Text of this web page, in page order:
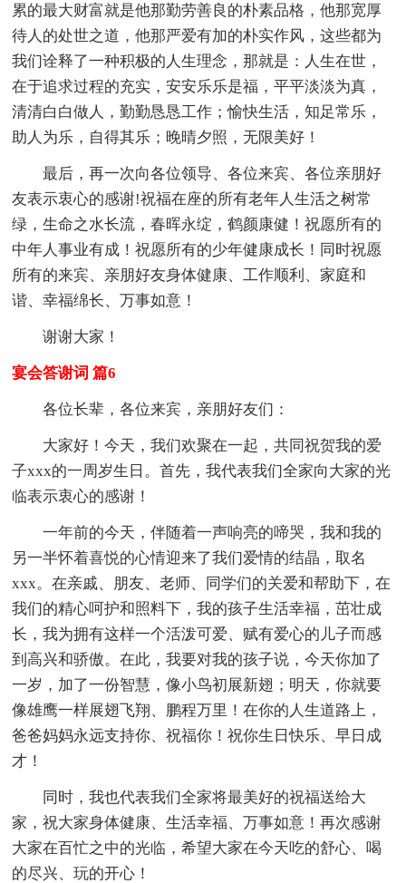
累的最大财富就是他那勤劳善良的朴素品格，他那宽厚
待人的处世之道，他那严爱有加的朴实作风，这些都为
我们诠释了一种积极的人生理念，那就是：人生在世，
在于追求过程的充实，安安乐乐是福，平平淡淡为真，
清清白白做人，勤勤恳恳工作；愉快生活，知足常乐，
助人为乐，自得其乐；晚晴夕照，无限美好！
最后，再一次向各位领导、各位来宾、各位亲朋好
友表示衷心的感谢!祝福在座的所有老年人生活之树常
绿，生命之水长流，春晖永绽，鹤颜康健！祝愿所有的
中年人事业有成！祝愿所有的少年健康成长！同时祝愿
所有的来宾、亲朋好友身体健康、工作顺利、家庭和
谐、幸福绵长、万事如意！
谢谢大家！
宴会答谢词 篇6
各位长辈，各位来宾，亲朋好友们：
大家好！今天，我们欢聚在一起，共同祝贺我的爱
子xxx的一周岁生日。首先，我代表我们全家向大家的光
临表示衷心的感谢！
一年前的今天，伴随着一声响亮的啼哭，我和我的
另一半怀着喜悦的心情迎来了我们爱情的结晶，取名
xxx。在亲戚、朋友、老师、同学们的关爱和帮助下，在
我们的精心呵护和照料下，我的孩子生活幸福，茁壮成
长，我为拥有这样一个活泼可爱、赋有爱心的儿子而感
到高兴和骄傲。在此，我要对我的孩子说，今天你加了
一岁，加了一份智慧，像小鸟初展新翅；明天，你就要
像雄鹰一样展翅飞翔、鹏程万里！在你的人生道路上，
爸爸妈妈永远支持你、祝福你！祝你生日快乐、早日成
才！
同时，我也代表我们全家将最美好的祝福送给大
家，祝大家身体健康、生活幸福、万事如意！再次感谢
大家在百忙之中的光临，希望大家在今天吃的舒心、喝
的尽兴、玩的开心！